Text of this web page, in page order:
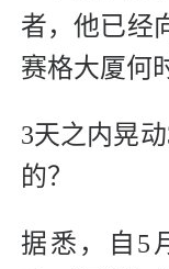
者，他已经
赛格大厦何
3天之内晃
的？
据悉，自5